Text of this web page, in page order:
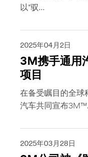
以"驭...
2025年04月2日
3M携手通用
项目
在备受瞩目的全球
汽车共同宣布
2025年03月28日